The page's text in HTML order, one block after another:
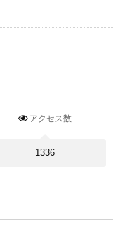
アクセス数
1336